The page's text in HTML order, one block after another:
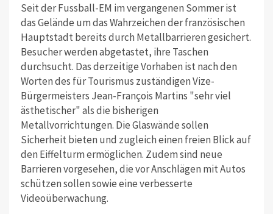
Seit der Fussball-EM im vergangenen Sommer ist
das Gelände um das Wahrzeichen der französischen
Hauptstadt bereits durch Metallbarrieren gesichert.
Besucher werden abgetastet, ihre Taschen
durchsucht. Das derzeitige Vorhaben ist nach den
Worten des für Tourismus zuständigen Vize-
Bürgermeisters Jean-François Martins "sehr viel
ästhetischer" als die bisherigen
Metallvorrichtungen. Die Glaswände sollen
Sicherheit bieten und zugleich einen freien Blick auf
den Eiffelturm ermöglichen. Zudem sind neue
Barrieren vorgesehen, die vor Anschlägen mit Autos
schützen sollen sowie eine verbesserte
Videoüberwachung.